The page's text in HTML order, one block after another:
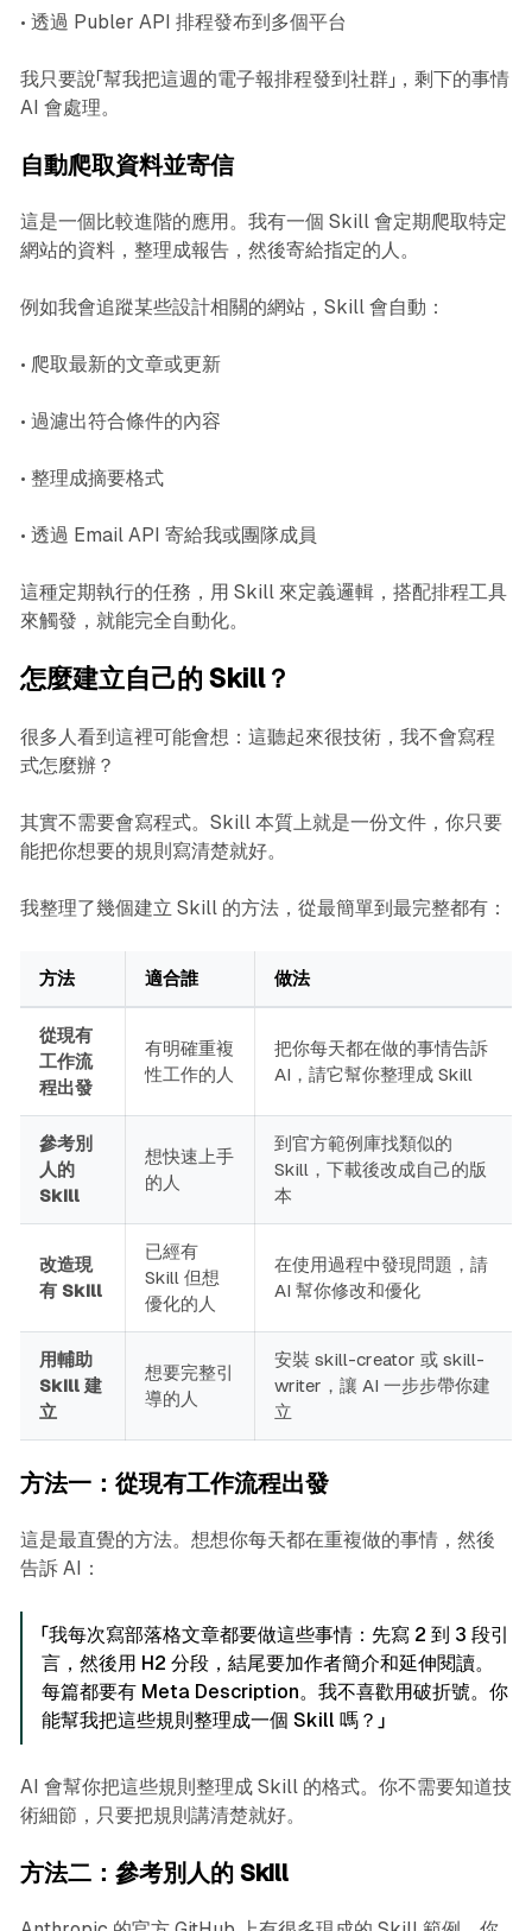
• 透過 Publer API 排程發布到多個平台
我只要說「幫我把這週的電子報排程發到社群」，剩下的事情
AI 會處理。
自動爬取資料並寄信
這是一個比較進階的應用。我有一個 Skill 會定期爬取特定
網站的資料，整理成報告，然後寄給指定的人。
例如我會追蹤某些設計相關的網站，Skill 會自動：
• 爬取最新的文章或更新
• 過濾出符合條件的內容
• 整理成摘要格式
• 透過 Email API 寄給我或團隊成員
這種定期執行的任務，用 Skill 來定義邏輯，搭配排程工具
來觸發，就能完全自動化。
怎麼建立自己的 Skill？
很多人看到這裡可能會想：這聽起來很技術，我不會寫程
式怎麼辦？
其實不需要會寫程式。Skill 本質上就是一份文件，你只要
能把你想要的規則寫清楚就好。
我整理了幾個建立 Skill 的方法，從最簡單到最完整都有：
方法 適合誰 做法
從現有
工作流
程出發
有明確重複
性工作的人
把你每天都在做的事情告訴
AI，請它幫你整理成 Skill
參考別
人的
Skill
想快速上手
的人
到官方範例庫找類似的
Skill，下載後改成自己的版
本
改造現
有 Skill
已經有
Skill 但想
優化的人
在使用過程中發現問題，請
AI 幫你修改和優化
用輔助
Skill 建
立
想要完整引
導的人
安裝 skill-creator 或 skill-
writer，讓 AI 一步步帶你建
立
方法一：從現有工作流程出發
這是最直覺的方法。想想你每天都在重複做的事情，然後
告訴 AI：
「我每次寫部落格文章都要做這些事情：先寫 2 到 3 段引
言，然後用 H2 分段，結尾要加作者簡介和延伸閱讀。
每篇都要有 Meta Description。我不喜歡用破折號。你
能幫我把這些規則整理成一個 Skill 嗎？」
AI 會幫你把這些規則整理成 Skill 的格式。你不需要知道技
術細節，只要把規則講清楚就好。
方法二：參考別人的 Skill